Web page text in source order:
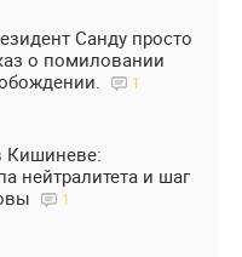
Санду просто
о помиловании
1
Кишиневе:
нейтралитета и шаг
1